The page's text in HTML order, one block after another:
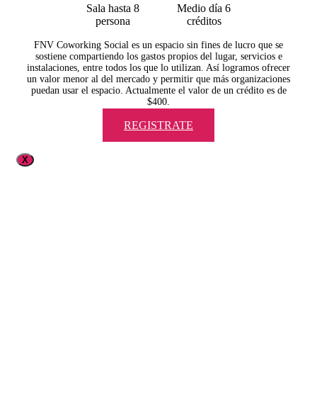
Sala hasta 8
persona
Medio día 6
créditos
FNV Coworking Social es un espacio sin fines de lucro que se
sostiene compartiendo los gastos propios del lugar, servicios e
instalaciones, entre todos los que lo utilizan. Así logramos ofrecer
un valor menor al del mercado y permitir que más organizaciones
puedan usar el espacio. Actualmente el valor de un crédito es de
$400.
REGISTRATE
X